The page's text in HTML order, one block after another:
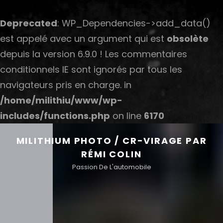
Deprecated: WP_Dependencies->add_data()
est appelé avec un argument qui est obsolète
depuis la version 6.9.0 ! Les commentaires
conditionnels IE sont ignorés par tous les
navigateurs pris en charge. in
/home/milithiu/www/wp-
includes/functions.php on line 6170
MILITHIUM PHOTO / CR-VIRAGE PAR
RÉMI COLIN
Passion De L'automobile